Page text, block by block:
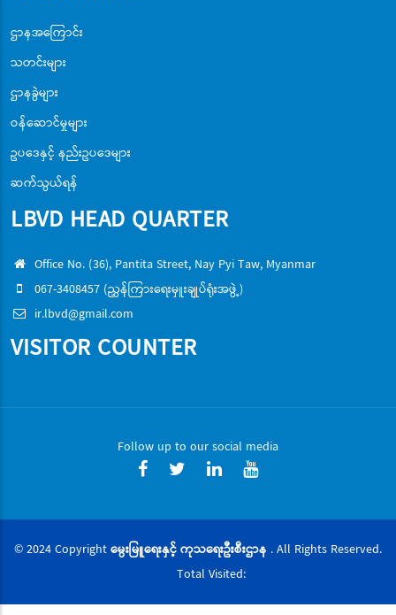
ဌာနအကြောင်း
သတင်းများ
ဌာနခွဲများ
ဝန်ဆောင်မှုများ
ဥပဒေနှင့် နည်းဥပဒေများ
ဆက်သွယ်ရန်
LBVD HEAD QUARTER
Office No. (36), Pantita Street, Nay Pyi Taw, Myanmar
067-3408457 (ညွှန်ကြားရေးမှူးချုပ်ရုံးအဖွဲ့)
ir.lbvd@gmail.com
VISITOR COUNTER
Follow up to our social media
© 2024 Copyrightမွေးမြူရေးနှင့် ကုသရေးဦးစီးဌာန . All Rights Reserved.
Total Visited: